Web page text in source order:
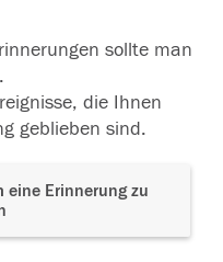
sollte man
die Ihnen
geblieben sind.
eine Erinnerung zu